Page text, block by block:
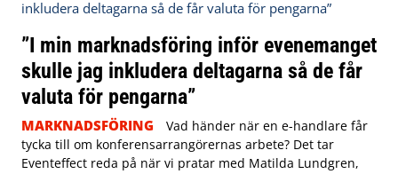
”I min marknadsföring inför evenemanget
skulle jag inkludera deltagarna så de får
valuta för pengarna”
MARKNADSFÖRING
Vad händer när en e-handlare får
tycka till om konferensarrangörernas arbete? Det tar
Eventeffect reda på när vi pratar med Matilda Lundgren,